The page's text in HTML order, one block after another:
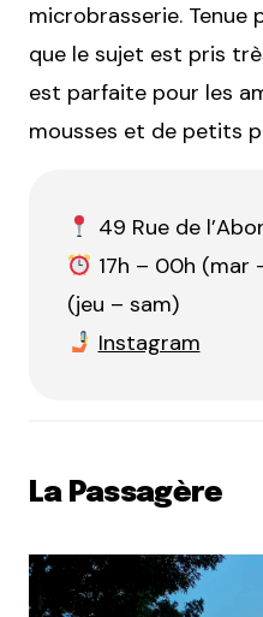
microbrasserie. Tenue
que le sujet est pris
est parfaite pour les
mousses et de petits
49 Rue de
17h – 00h (mar
(jeu – sam)
Instagram
La Passagère